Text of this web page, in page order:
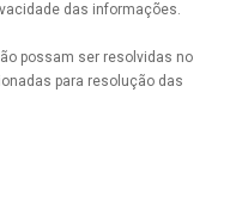
das informações.
possam ser resolvidas no
para resolução das